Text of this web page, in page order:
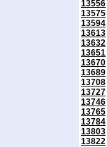
13556
13575
13594
13613
13632
13651
13670
13689
13708
13727
13746
13765
13784
13803
13822